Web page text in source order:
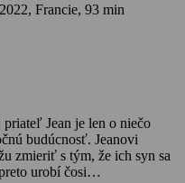
2022, Francie, 93 min
Jean je len o niečo
budúcnosť. Jeanovi
zmieriť s tým, že ich syn sa
urobí čosi